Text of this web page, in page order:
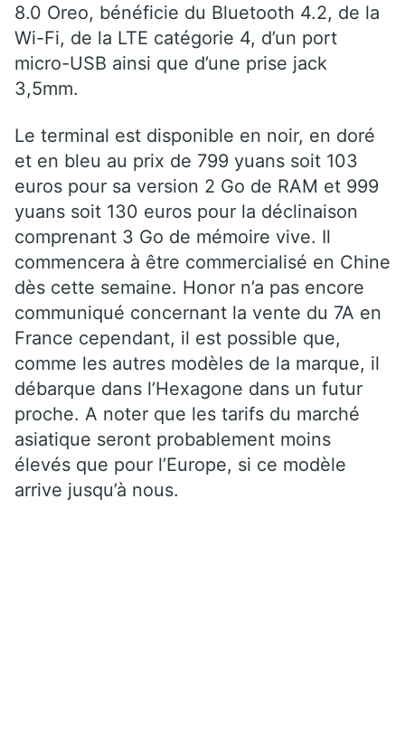
8.0 Oreo, bénéficie du Bluetooth 4.2, de la
Wi-Fi, de la LTE catégorie 4, d’un port
micro-USB ainsi que d’une prise jack
3,5mm.
Le terminal est disponible en noir, en doré
et en bleu au prix de 799 yuans soit 103
euros pour sa version 2 Go de RAM et 999
yuans soit 130 euros pour la déclinaison
comprenant 3 Go de mémoire vive. Il
commencera à être commercialisé en Chine
dès cette semaine. Honor n’a pas encore
communiqué concernant la vente du 7A en
France cependant, il est possible que,
comme les autres modèles de la marque, il
débarque dans l’Hexagone dans un futur
proche. A noter que les tarifs du marché
asiatique seront probablement moins
élevés que pour l’Europe, si ce modèle
arrive jusqu’à nous.